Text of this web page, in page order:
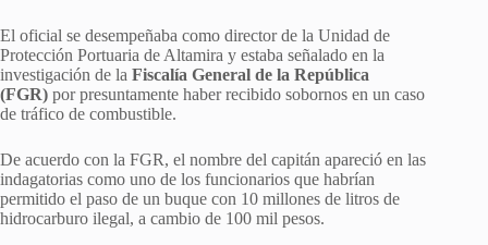
El oficial se desempeñaba como director de la Unidad de
Protección Portuaria de Altamira y estaba señalado en la
investigación de la Fiscalía General de la República
(FGR) por presuntamente haber recibido sobornos en un caso
de tráfico de combustible.
De acuerdo con la FGR, el nombre del capitán apareció en las
indagatorias como uno de los funcionarios que habrían
permitido el paso de un buque con 10 millones de litros de
hidrocarburo ilegal, a cambio de 100 mil pesos.